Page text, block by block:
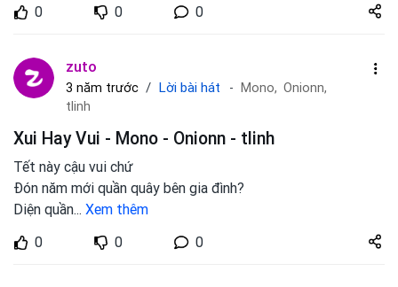
0
0 0
Share
zuto.vn
zuto
3 năm trước Lời bài hát Mono, Onionn,
tlinh
Xui Hay Vui - Mono - Onionn - tlinh
Tết này cậu vui chứ
Đón năm mới quần quây bên gia đình?
Diện quần... Xem thêm
0
0 0
Share
zuto.vn